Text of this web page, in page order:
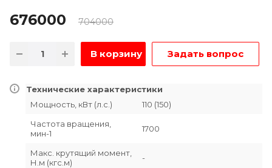
676000 704000
В корзину Задать вопрос
Технические характеристики
Мощность, кВт (л.с.)
110 (150)
Частота вращения,
мин-1
1700
Макс. крутящий момент,
Н.м (кгс.м)
-